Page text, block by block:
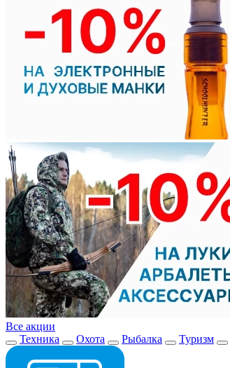
Все акции
Техника
Охота Рыбалка Туризм